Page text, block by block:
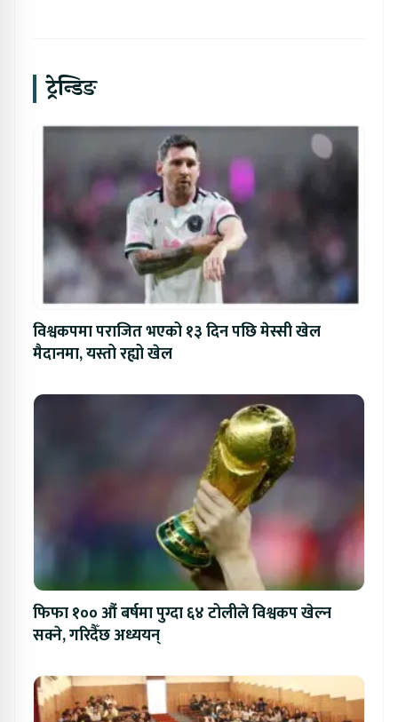
ट्रेन्डिङ
विश्वकपमा पराजित भएको १३ दिन पछि मेस्सी खेल
मैदानमा, यस्तो रह्यो खेल
फिफा १०० औं बर्षमा पुग्दा ६४ टोलीले विश्वकप खेल्न
सक्ने, गरिदैँछ अध्ययन्